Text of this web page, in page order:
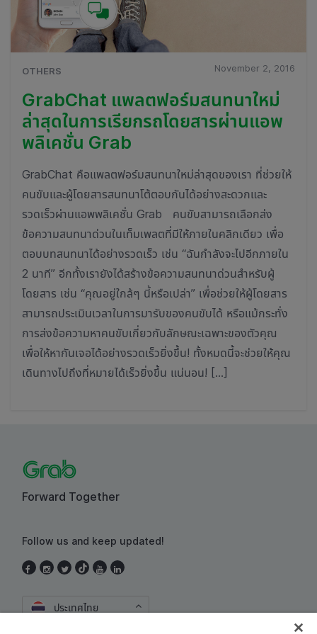
OTHERS November 2, 2016
GrabChat แพลตฟอร์มสนทนาใหม่
ล่าสุดในการเรียกรถโดยสารผ่านแอพ
พลิเคชั่น Grab
GrabChat คือแพลตฟอร์มสนทนาใหม่ล่าสุดของเรา ที่ช่วยให้
คนขับและผู้โดยสารสนทนาโต้ตอบกันได้อย่างสะดวกและ
รวดเร็วผ่านแอพพลิเคชั่น Grab คนขับสามารถเลือกส่ง
ข้อความสนทนาด่วนในเท็มเพลตที่มีให้ภายในคลิกเดียว เพื่อ
ตอบบทสนทนาได้อย่างรวดเร็ว เช่น “ฉันกำลังจะไปอีกภายใน
2 นาที” อีกทั้งเรายังได้สร้างข้อความสนทนาด่วนสำหรับผู้
โดยสาร เช่น “คุณอยู่ใกล้ๆ นี้หรือเปล่า” เพื่อช่วยให้ผู้โดยสาร
สามารถประเมินเวลาในการมารับของคนขับได้ หรือแม้กระทั่ง
การส่งข้อความหาคนขับเกี่ยวกับลักษณะเฉพาะของตัวคุณ
เพื่อให้หากันเจอได้อย่างรวดเร็วยิ่งขึ้น! ทั้งหมดนี้จะช่วยให้คุณ
เดินทางไปถึงที่หมายได้เร็วยิ่งขึ้น แน่นอน! […]
Forward Together
Follow us and keep updated!
ประเทศไทย